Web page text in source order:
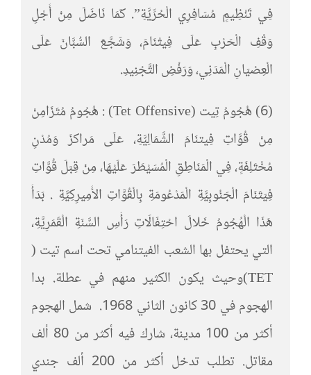
فِي تَنْظِيمٍ مُسَافِرِي الْحُرِّيَّةِ”. كَمَا نَاضَلَ مِنْ أَجْلِ
وَقْفِ الْحَرْبِ عَلَى فِيتْنَامَ، وَشَجَّعَ السُّبَّانَ عَلَى
الْعِصْيَانِ الْمَدَنِي، وَرَفْضِ التَّجْنِيدِ.
(6) هُجُومُ تِيت (Tet Offensive) : هُجُومُ مُتَزَامِنْ
مِنْ قُوَّاتِ فِيتنَامَ الشَّمَالِيَّةِ، عَلَى مَراكزَ وَمُدْنِ
مُخْتَلِفَةٍ، فِي الْمَنَاطِقِ الْمُسَيْطَرَ عَلَيْهَا، مِنْ قِبَلَ قُوَّاتِ
فِيَتَنَامَ الْجَنُوبِيَّةِ الْمَدْعُومَةِ بِالْقُوَّاتِ الأَمِيرِكِيَّةِ . بَدَأَ
هَذَا الْهُجُومُ خَلالَ احْتِفَالَاتِ رَأْسِ السَّنَةِ الْقَمَرِيَّةِ،
التي يحتفل بها الشعب الفيتنامي تحت اسم تيت (
TET)وحيث يكون الكثير منهم في عطلة. بدا
الهجوم في 30 كانون الثاني 1968. شمل الهجوم
أكثر من 100 مدينة، شارك فيه أكثر من 80 ألف
مقاتل. تطلب تدخل أكثر من 200 ألف جندي